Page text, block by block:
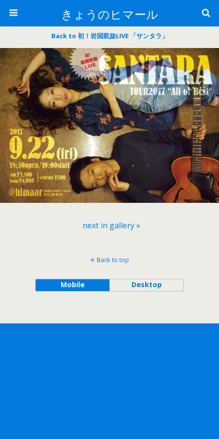
きょうのヒマール
Back to 初！岩国凱旋LIVE 「サンタラ」
next in gallery »
Back to top
Mobile Desktop